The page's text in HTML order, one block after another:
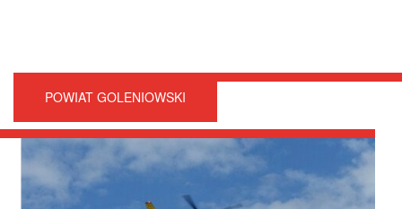
POWIAT GOLENIOWSKI